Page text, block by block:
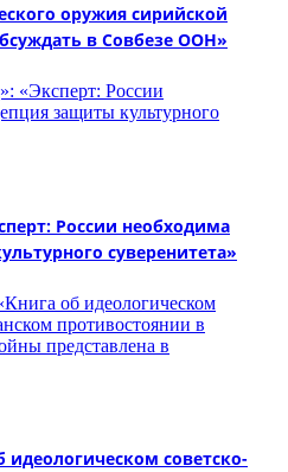
оружия сирийской
в Совбезе ООН»
России необходима
суверенитета»
советско-